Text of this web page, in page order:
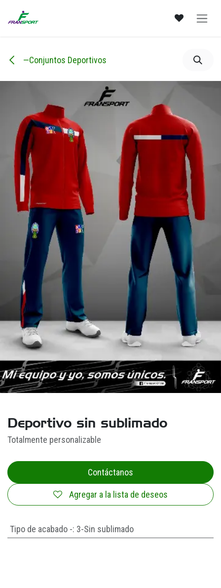
—Conjuntos Deportivos
Deportivo sin sublimado
Totalmente personalizable
Contáctanos
Agregar a la lista de deseos
Tipo de acabado -: 3-Sin sublimado